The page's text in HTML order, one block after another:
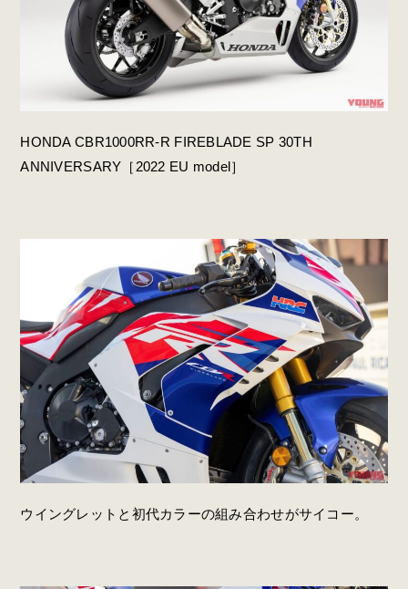
HONDA CBR1000RR-R FIREBLADE SP 30TH
ANNIVERSARY［2022 EU model］
ウイングレットと初代カラーの組み合わせがサイコー。